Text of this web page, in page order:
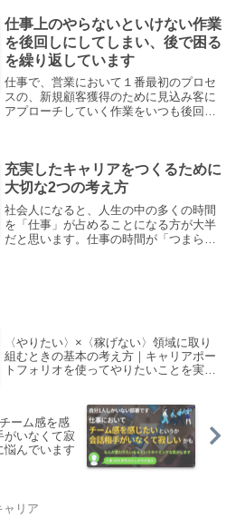
と思いました。
仕事上のやらないといけない作業
を後回しにしてしまい、後で困る
を繰り返しています
仕事で、営業において１番最初のプロセ
スの、新規顧客獲得のために見込み客に
アプローチしていく作業をいつも後回し
作業で数をこなさないといけないのです
が、目の前のお客さんを優先してしまっ
て、ついそこに取り組むことを後回しに
しがちです。
充実したキャリアをつくるために
大切な2つの考え方
社会人になると、人生の中の多くの時間
を「仕事」が占めることになる方が大半
だと思います。仕事の時間が「つまらな
〈やりたい〉×〈稼げない〉領域に取り
組むときの基本の考え方｜キャリアポー
トフォリオを使ってやりたいことを実現
ーム感を感
がいなくて寂
悩んでいます
ャリア